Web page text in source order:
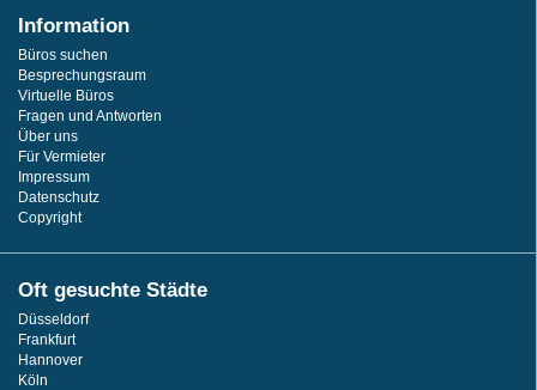
Information
Büros suchen
Besprechungsraum
Virtuelle Büros
Fragen und Antworten
Über uns
Für Vermieter
Impressum
Datenschutz
Copyright
Oft gesuchte Städte
Düsseldorf
Frankfurt
Hannover
Köln